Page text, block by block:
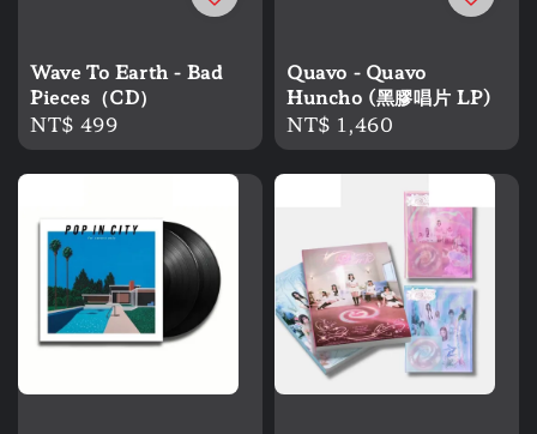
Wave To Earth - Bad
Pieces（CD）
Regular
price
NT$ 499
Quavo - Quavo
Huncho (黑膠唱片 LP)
Regular
price
NT$ 1,460